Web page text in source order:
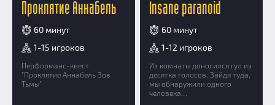
Проклятие Аннабель
60 минут
1-15 игроков
Перформанс-квест
"Проклятие Аннабель Зов
Тьмы"
Insane paranoid
60 минут
1-12 игроков
Из комнаты доносился гул из
десятка голосов. Зайдя туда,
мы обнаружили одного
человека…